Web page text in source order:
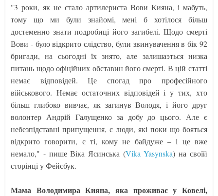
"3 роки, як не стало артилериста Вови Кияна, і мабуть,
тому що ми були знайомі, мені б хотілося більш
достеменно знати подробиці його загибелі. Щодо смерті
Вови - було відкрито слідство, були звинувачення в бік 92
бригади, на сьогодні їх знято, але залишаэться низка
питань щодо офіційних обставин його смерті. В цій статті
немає відповідей. Це спогад про професійного
військового. Немає остаточних відповідей і у тих, хто
більш глибоко вивчає, як загинув Володя, і його друг
волонтер Андрій Галущенко за добу до цього. Але є
небезпідставні припущення, є люди, які поки що бояться
відкрито говорити, є ті, кому не байдуже – і це вже
немало," - пише Віка Ясинська (Vika Yasynska) на своїй
сторінці у Фейсбук.
Мама Володимира Кияна, яка проживає у Ковелі,